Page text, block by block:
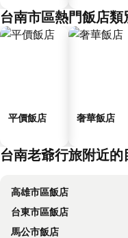
台南市區熱門飯店類
平價飯店 奢華飯店
台南老爺行旅附近的
高雄市區飯店
台東市區飯店
馬公市飯店